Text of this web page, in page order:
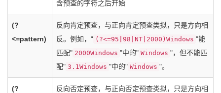
含预查的字符之后开始
(?
<=pattern)
反向肯定预查，与正向肯定预查类拟，只是方向相
反。例如，“ (?<=95|98|NT|2000)Windows "能
匹配" 2000Windows "中的" Windows "，但不能匹
配" 3.1Windows "中的" Windows "。
(?
反向否定预查，与正向否定预查类拟，只是方向相